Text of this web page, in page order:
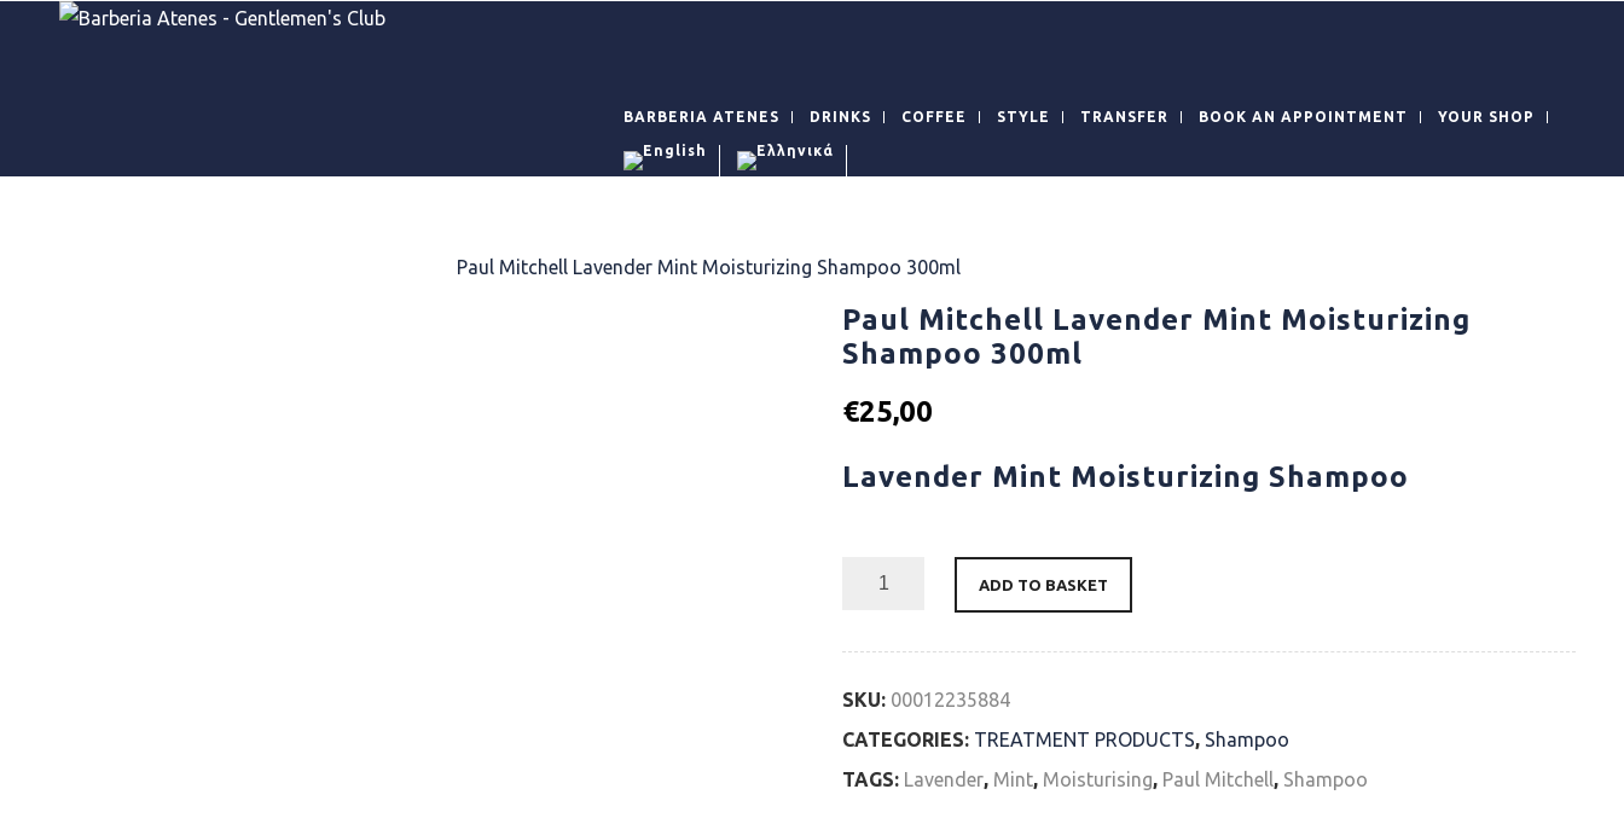
BARBERIA ATENES DRINKS COFFEE STYLE TRANSFER BOOK AN APPOINTMENT YOUR SHOP
Paul Mitchell Lavender Mint Moisturizing Shampoo 300ml
Paul Mitchell Lavender Mint Moisturizing
Shampoo 300ml
€25,00
Lavender Mint Moisturizing Shampoo
ADD TO BASKET
SKU: 00012235884
CATEGORIES: TREATMENT PRODUCTS, Shampoo
TAGS: Lavender, Mint, Moisturising, Paul Mitchell, Shampoo